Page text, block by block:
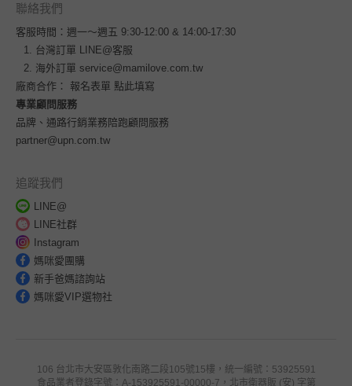
聯絡我們
客服時間：週一～週五 9:30-12:00 & 14:00-17:30
台灣訂單
LINE@客服
海外訂單 service@mamilove.com.tw
廠商合作： 報名表單 點此填寫
專業顧問服務
品牌、通路行銷業務陪跑顧問服務
partner@upn.com.tw
追蹤我們
LINE@
LINE社群
Instagram
媽咪愛團購
新手爸媽諮詢站
媽咪愛VIP選物社
106 台北市大安區敦化南路二段105號15樓，統一編號：53925591
食品業者登錄字號：A-153925591-00000-7，北市衛器販 (安) 字第